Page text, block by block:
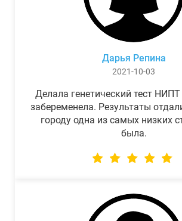
Дарья Репина
2021-10-03
Делала генетический тест
забеременела. Результаты
городу одна из самых низких
была.